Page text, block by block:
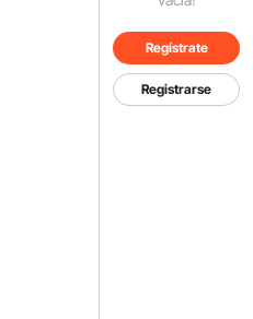
Regístrate
Registrarse